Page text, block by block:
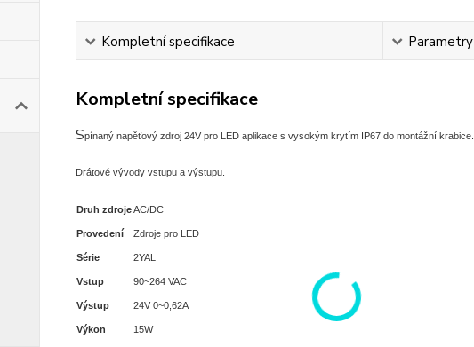
Kompletní specifikace Parametry
Kompletní specifikace
Spínaný napěťový zdroj 24V pro LED aplikace s vysokým krytím IP67 do montážní krabice.
Drátové vývody vstupu a výstupu.
Druh zdrojeAC/DC
Provedení Zdroje pro LED
Série 2YAL
Vstup 90~264 VAC
Výstup 24V 0~0,62A
Výkon 15W